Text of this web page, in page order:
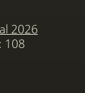
2026
108